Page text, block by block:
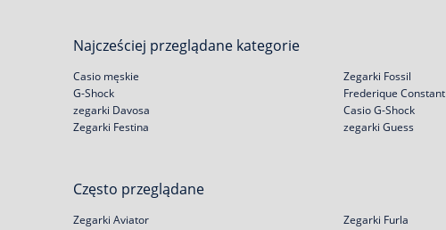
Najcześciej przeglądane kategorie
Casio męskie
G-Shock
zegarki Davosa
Zegarki Festina
Zegarki Fossil
Frederique Constant
Casio G-Shock
zegarki Guess
Często przeglądane
Zegarki Aviator
Zegarki Furla